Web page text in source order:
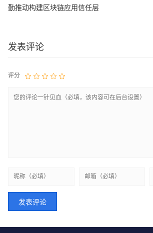
勤推动构建区块链应用信任层
发表评论
评分